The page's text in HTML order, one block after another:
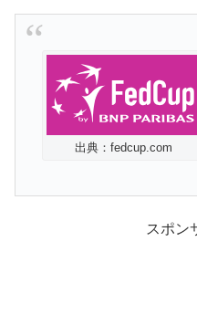
出典：fedcup.com
スポン